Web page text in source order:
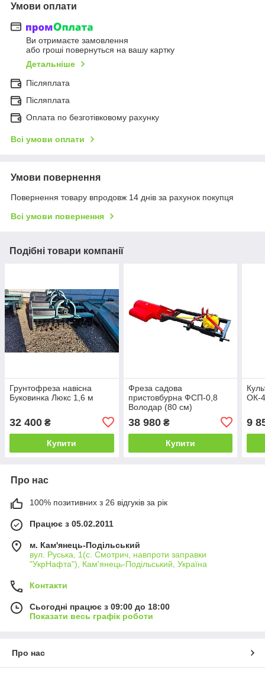
Умови оплати
Ви отримаєте замовлення
або гроші повернуться на вашу картку
Детальніше
Післяплата
Післяплата
Оплата по безготівковому рахунку
Всі умови оплати
Умови повернення
Повернення товару впродовж 14 днів за рахунок покупця
Всі умови повернення
Подібні товари компанії
Грунтофреза навісна
Буковинка Люкс 1,6 м
32 400 ₴
Купити
Фреза садова
пристовбурна ФСП-0,8
Володар (80 см)
38 980₴
Купити
ОК-
9
Про нас
100% позитивних з 26 відгуків за рік
Працює з 05.02.2011
м. Кам'янець-Подільський
вул. Руська, 1(с. Смотрич, навпроти заправки
"УкрНафта"), Кам'янець-Подільський, Україна
Контакти
Сьогодні працює з 09:00 до 18:00
Показати весь графік роботи
Про нас